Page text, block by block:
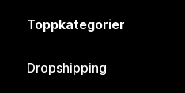
Toppkategorier
Dropshipping